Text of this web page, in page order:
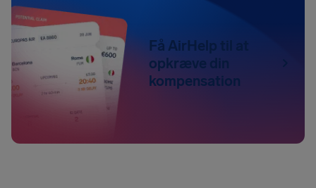
Få AirHelp til at
opkræve din
kompensation